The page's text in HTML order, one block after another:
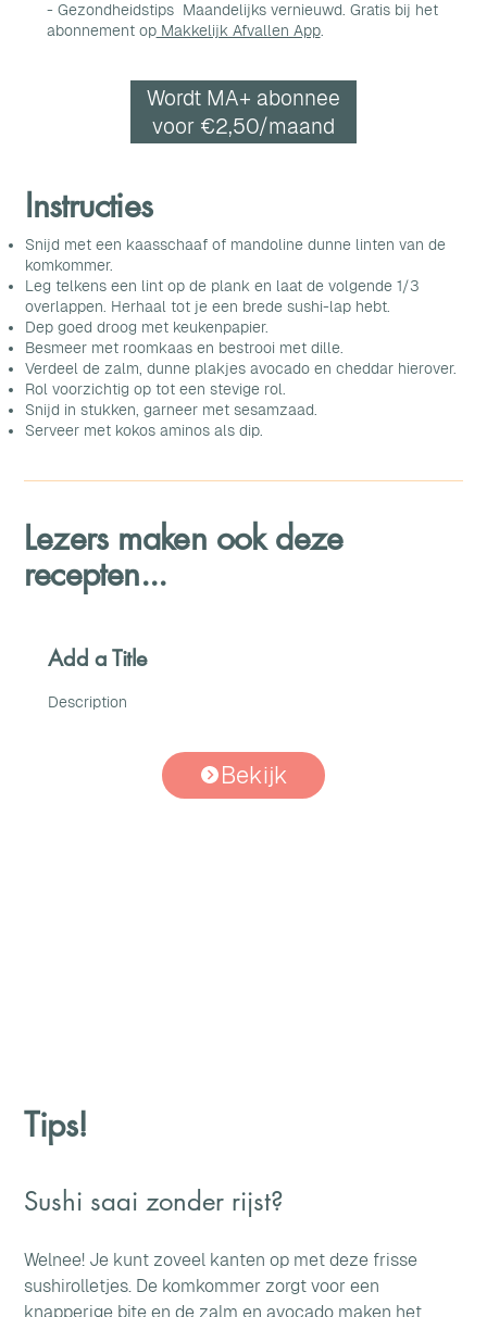
- Gezondheidstips Maandelijks vernieuwd. Gratis bij het
abonnement opMakkelijk Afvallen App.
Wordt MA+ abonnee
voor €2,50/maand
Instructies
Snijd met een kaasschaaf of mandoline dunne linten van de
komkommer.
Leg telkens een lint op de plank en laat de volgende 1/3
overlappen. Herhaal tot je een brede sushi-lap hebt.
Dep goed droog met keukenpapier.
Besmeer met roomkaas en bestrooi met dille.
Verdeel de zalm, dunne plakjes avocado en cheddar hierover.
Rol voorzichtig op tot een stevige rol.
Snijd in stukken, garneer met sesamzaad.
Serveer met kokos aminos als dip.
Tips!
Sushi saai zonder rijst?
Welnee! Je kunt zoveel kanten op met deze frisse
sushirolletjes. De komkommer zorgt voor een
knapperige bite en de zalm en avocado maken het
Lezers maken ook deze
recepten...
Add a Title
Description
Bekijk